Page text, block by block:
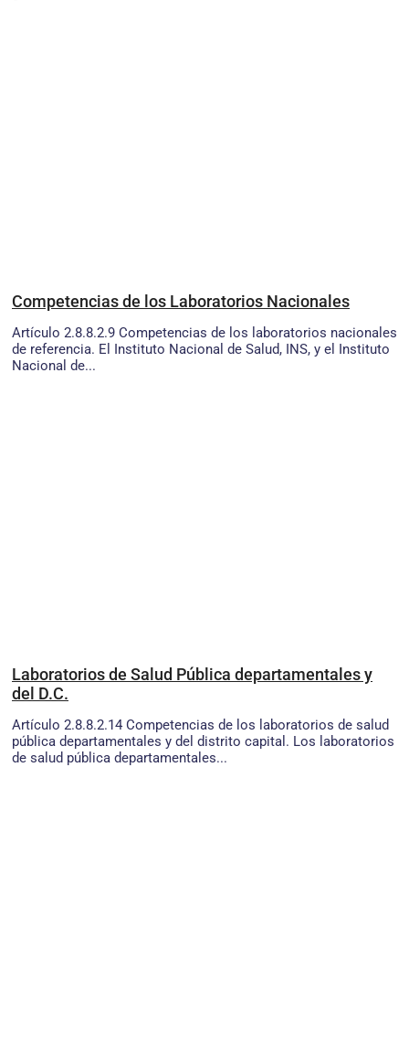
Competencias de los Laboratorios Nacionales
Artículo 2.8.8.2.9 Competencias de los laboratorios nacionales
de referencia. El Instituto Nacional de Salud, INS, y el Instituto
Nacional de...
Laboratorios de Salud Pública departamentales y
del D.C.
Artículo 2.8.8.2.14 Competencias de los laboratorios de salud
pública departamentales y del distrito capital. Los laboratorios
de salud pública departamentales...